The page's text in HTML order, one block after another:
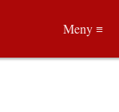
Meny ≡